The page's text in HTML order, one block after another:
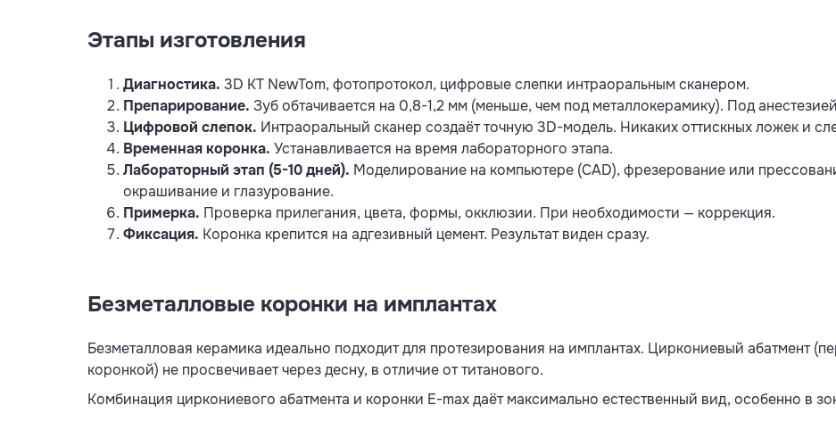
Этапы изготовления
Диагностика. 3D КТ NewTom, фотопротокол, цифровые слепки интраоральным сканером.
Препарирование. Зуб обтачивается на 0,8-1,2 мм (меньше, чем под металлокерамику). Под
Цифровой слепок. Интраоральный сканер создаёт точную 3D-модель. Никаких оттискных ложек и
Временная коронка. Устанавливается на время лабораторного этапа.
Лабораторный этап (5-10 дней). Моделирование на компьютере (CAD), фрезерование или
окрашивание и глазурование.
Примерка. Проверка прилегания, цвета, формы, окклюзии. При необходимости — коррекция.
Фиксация. Коронка крепится на адгезивный цемент. Результат виден сразу.
Безметалловые коронки на имплантах
Безметалловая керамика идеально подходит для протезирования на имплантах. Циркониевый абатмент
коронкой) не просвечивает через десну, в отличие от титанового.
Комбинация циркониевого абатмента и коронки E-max даёт максимально естественный вид, особенно в